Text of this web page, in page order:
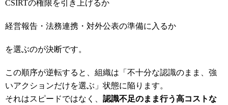
CSIRTの権限を引き上げるか
経営報告・法務連携・対外公表の準備に入るか
を選ぶのが決断です。
この順序が逆転すると、組織は「不十分な認識のまま、強
いアクションだけを選ぶ」状態に陥ります。
それはスピードではなく、 認識不足のまま行う高コストな